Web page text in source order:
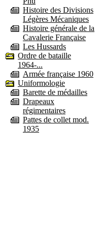
Histoire des Divisions
Légères Mécaniques
Histoire générale de la
Cavalerie Française
Les Hussards
Ordre de bataille
1964-...
Armée française 1960
Uniformologie
Barette de médailles
Drapeaux
régimentaires
Pattes de collet mod.
1935